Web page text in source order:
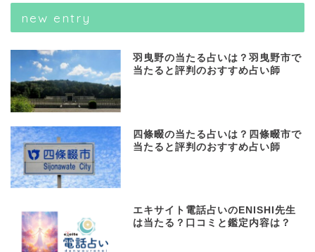
new entry
羽曳野の当たる占いは？羽曳野市で
当たると評判のおすすめ占い師
四條畷の当たる占いは？四條畷市で
当たると評判のおすすめ占い師
エキサイト電話占いのENISHI先生
は当たる？口コミと鑑定内容は？